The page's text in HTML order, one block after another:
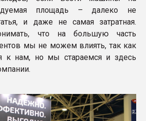
площадь – далеко не
и даже не самая затратная.
что на большую часть
мы не можем влиять, так как
к нам, но мы стараемся и здесь